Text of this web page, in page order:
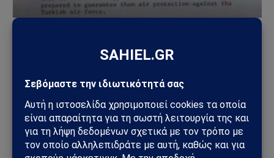
Αρχιεπισκόπου Μακαρίου;
΄Όμως, μια άλλη ενδιαφέρουσα παράμετρος στην οποία
βάσισε επιτήδεια την άρνηση των ο Κάλλαχαν βρέθηκε
σε ένα αμερικανικό έγγραφο. Και εδώ φαίνεται και η